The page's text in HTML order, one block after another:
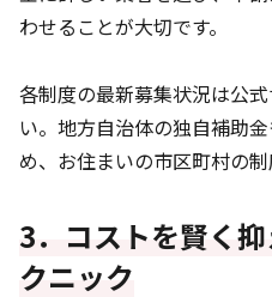
わせることが大切です。
各制度の最新募集状況は公
い。地方自治体の独自補助
め、お住まいの市区町村の制
3．コストを賢く
クニック